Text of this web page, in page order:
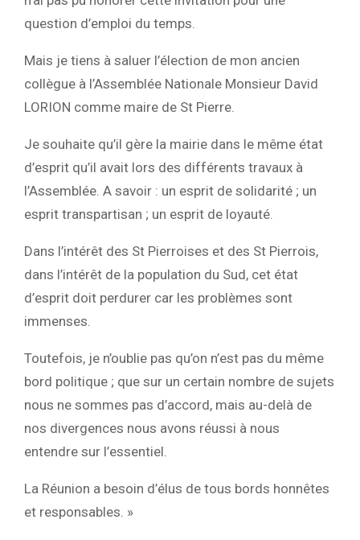
question d’emploi du temps.
Mais je tiens à saluer l’élection de mon ancien
collègue à l’Assemblée Nationale Monsieur David
LORION comme maire de St Pierre.
Je souhaite qu’il gère la mairie dans le même état
d’esprit qu’il avait lors des différents travaux à
l’Assemblée. A savoir : un esprit de solidarité ; un
esprit transpartisan ; un esprit de loyauté.
Dans l’intérêt des St Pierroises et des St Pierrois,
dans l’intérêt de la population du Sud, cet état
d’esprit doit perdurer car les problèmes sont
immenses.
Toutefois, je n’oublie pas qu’on n’est pas du même
bord politique ; que sur un certain nombre de sujets
nous ne sommes pas d’accord, mais au-delà de
nos divergences nous avons réussi à nous
entendre sur l’essentiel.
La Réunion a besoin d’élus de tous bords honnêtes
et responsables. »